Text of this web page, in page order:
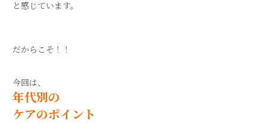
と感じています。
だからこそ！！
今回は、
年代別の
ケアのポイント